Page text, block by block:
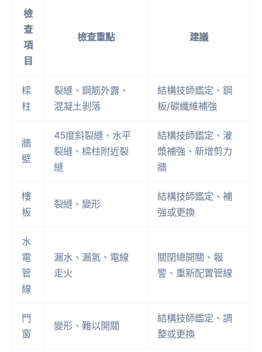
檢
查
項
目
檢查重點 建議
樑
柱
裂縫、鋼筋外露、
混凝土剝落
結構技師鑑定、鋼
板/碳纖維補強
牆
壁
45度斜裂縫、水平
裂縫、樑柱附近裂
縫
結構技師鑑定、灌
漿補強、新增剪力
牆
樓
板
裂縫、變形
結構技師鑑定、補
強或更換
水
電
管
線
漏水、漏氣、電線
走火
關閉總開關、報
警、重新配置管線
門
窗
變形、難以開關
結構技師鑑定、調
整或更換